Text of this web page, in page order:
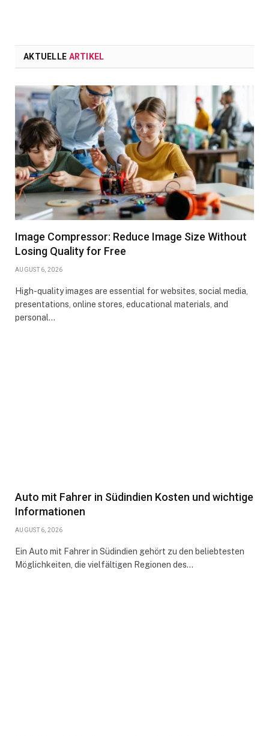
AKTUELLE ARTIKEL
Image Compressor: Reduce Image Size Without
Losing Quality for Free
AUGUST 6, 2026
High-quality images are essential for websites, social media,
presentations, online stores, educational materials, and
personal…
Auto mit Fahrer in Südindien Kosten und wichtige
Informationen
AUGUST 6, 2026
Ein Auto mit Fahrer in Südindien gehört zu den beliebtesten
Möglichkeiten, die vielfältigen Regionen des…